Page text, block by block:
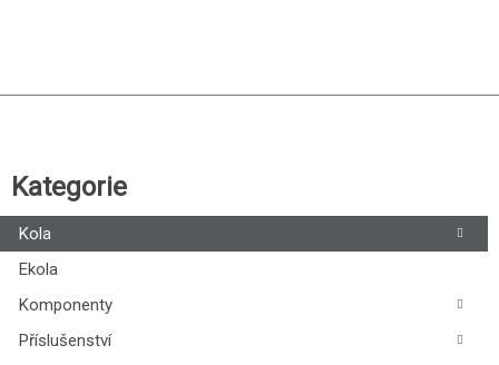
Kategorie
Kola
Ekola
Komponenty
Příslušenství